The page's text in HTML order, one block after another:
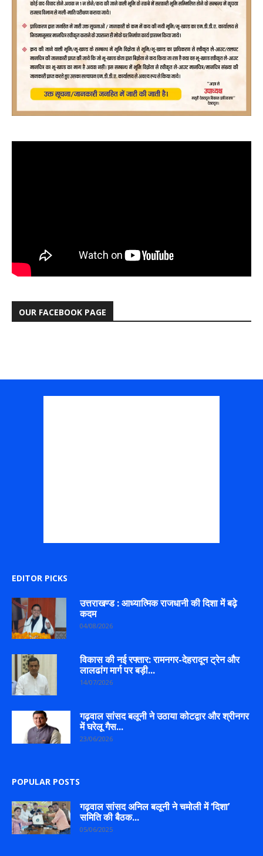
OUR FACEBOOK PAGE
EDITOR PICKS
उत्तराखण्ड : आध्यात्मिक राजधानी की दिशा में बढ़े
कदम
04/08/2026
विकास की नई रफ्तार: रामनगर-देहरादून ट्रेन और
लालढांग मार्ग पर बड़ी...
14/07/2026
गढ़वाल सांसद बलूनी ने उठाया कोटद्वार और श्रीनगर
में घरेलू गैस...
23/06/2026
POPULAR POSTS
गढ़वाल सांसद अनिल बलूनी ने चमोली में ‘दिशा’
समिति की बैठक...
05/06/2025